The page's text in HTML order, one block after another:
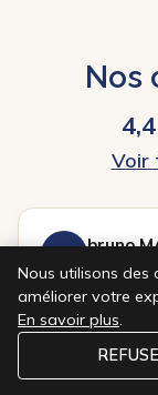
Nos
4,4
Voir
BM bruno
★★★★★
Merci.
tous les
Nous utilisons des
améliorer votre
En savoir plus.